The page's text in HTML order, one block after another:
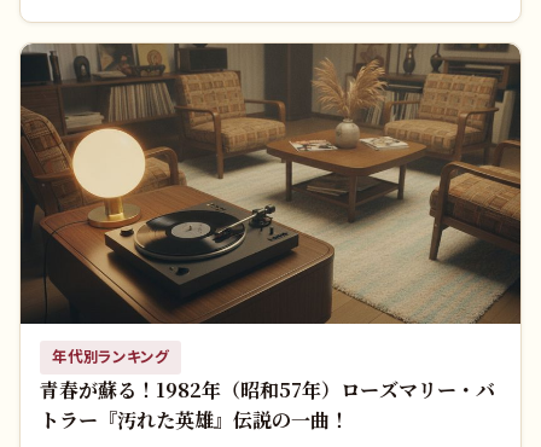
年代別ランキング
青春が蘇る！1982年（昭和57年）ローズマリー・バ
トラー『汚れた英雄』伝説の一曲！